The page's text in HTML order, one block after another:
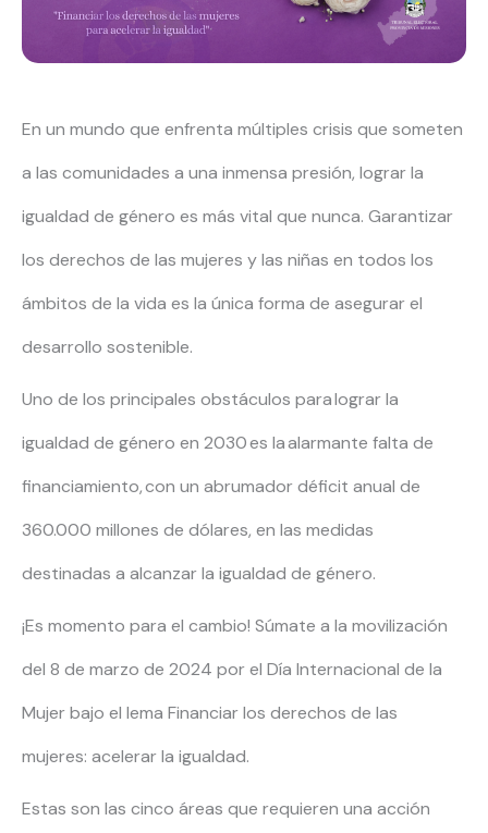
En un mundo que enfrenta múltiples crisis que someten
a las comunidades a una inmensa presión, lograr la
igualdad de género es más vital que nunca. Garantizar
los derechos de las mujeres y las niñas en todos los
ámbitos de la vida es la única forma de asegurar el
desarrollo sostenible.
Uno de los principales obstáculos para lograr la
igualdad de género en 2030 es la alarmante falta de
financiamiento, con un abrumador déficit anual de
360.000 millones de dólares, en las medidas
destinadas a alcanzar la igualdad de género.
¡Es momento para el cambio! Súmate a la movilización
del 8 de marzo de 2024 por el Día Internacional de la
Mujer bajo el lema Financiar los derechos de las
mujeres: acelerar la igualdad.
Estas son las cinco áreas que requieren una acción